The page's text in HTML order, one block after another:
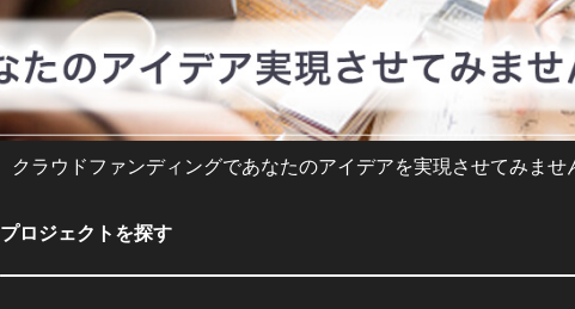
クラウドファンディングであなたのアイデアを実現させてみませ
プロジェクトを探す